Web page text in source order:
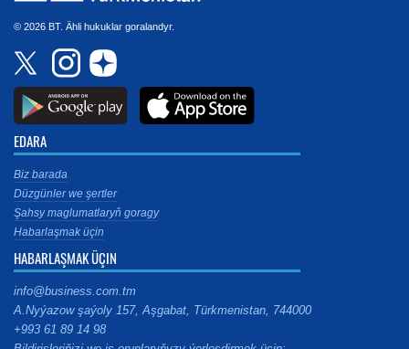
© 2026 BT. Ähli hukuklar goralandyr.
EDARA
Biz barada
Düzgünler we şertler
Şahsy maglumatlaryň goragy
Habarlaşmak üçin
HABARLAŞMAK ÜÇIN
info@business.com.tm
A.Nyýazow şaýoly 157, Aşgabat, Türkmenistan, 744000
+993 61 89 14 98